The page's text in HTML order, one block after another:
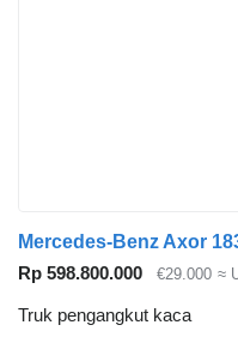
Mercedes-Benz Axor
Rp 598.800.000
€29.000 ≈
Truk pengangkut kaca